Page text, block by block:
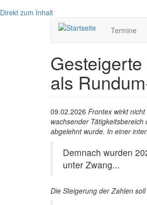
Direkt zum Inhalt
Termine
als
09.02.2026 Frontex wirkt
wachsender
abgelehnt wurde. In einer
Demnach wurden
unter Zwang...
Die Steigerung der Zahlen